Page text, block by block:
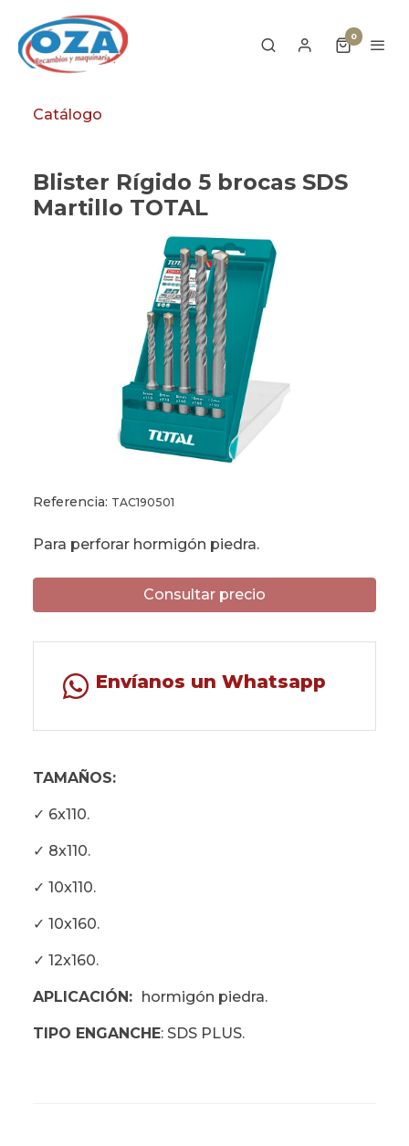
0
Catálogo
Blister Rígido 5 brocas SDS
Martillo TOTAL
Referencia: TAC190501
Para perforar hormigón piedra.
Consultar precio
Envíanos un Whatsapp
TAMAÑOS:
✓ 6x110.
✓ 8x110.
✓ 10x110.
✓ 10x160.
✓ 12x160.
APLICACIÓN: hormigón piedra.
TIPO ENGANCHE: SDS PLUS.